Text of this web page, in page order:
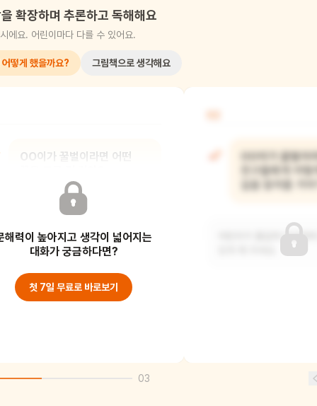
확장하며 추론하고 독해해요
에요. 어린이마다 다를 수 있어요.
어떻게 했을까요? 그림책으로 생각해요
OO이가 꿀벌이라면 어떤
있도록 해 주세요.
해력이 높아지고 생각이 넓어지는
대화가 궁금하다면?
첫 7일 무료로 바로보기
OO이가 꿀벌이라
친구들에게 어떻
길을 알려줄 거야?
03